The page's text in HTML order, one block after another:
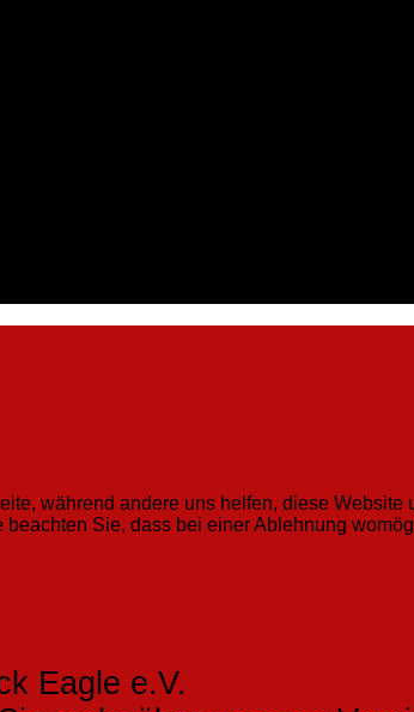
Eagle e.V.
während andere uns helfen, diese Website
Sie, dass bei einer Ablehnung